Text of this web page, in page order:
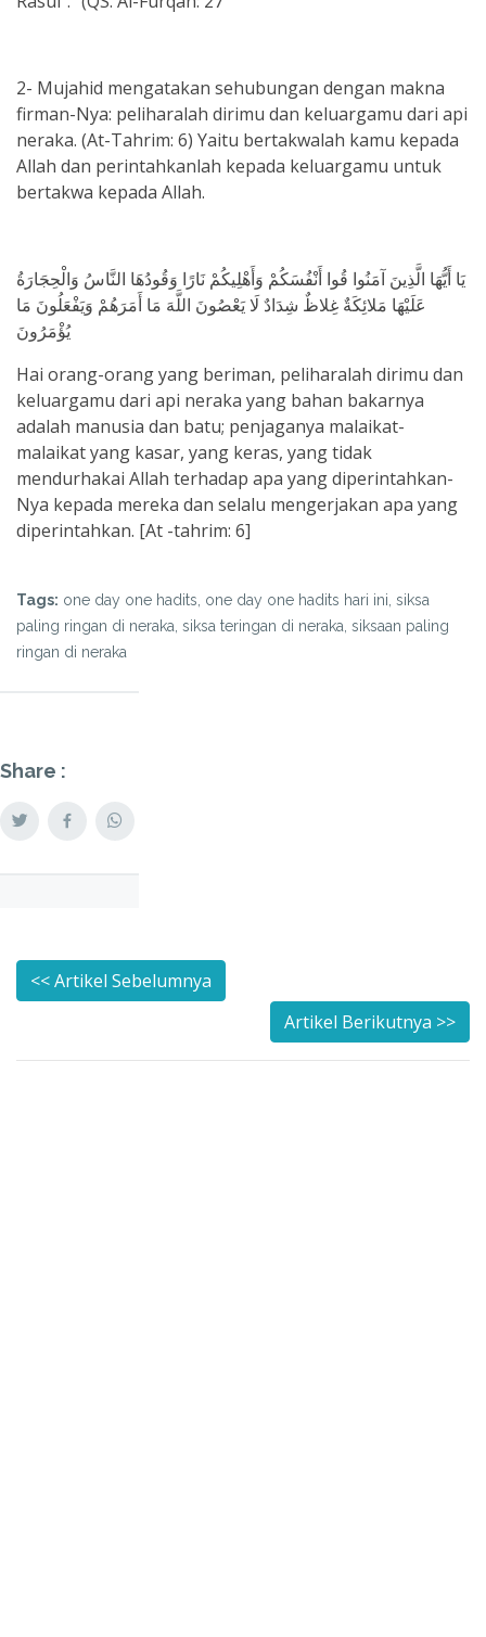
2- Mujahid mengatakan sehubungan dengan makna
firman-Nya: peliharalah dirimu dan keluargamu dari api
neraka. (At-Tahrim: 6) Yaitu bertakwalah kamu kepada
Allah dan perintahkanlah kepada keluargamu untuk
bertakwa kepada Allah.
يَا أَيُّهَا الَّذِينَ آمَنُوا قُوا أَنْفُسَكُمْ وَأَهْلِيكُمْ نَارًا وَقُودُهَا النَّاسُ وَالْحِجَارَةُ
عَلَيْهَا مَلائِكَةٌ غِلاظٌ شِدَادٌ لَا يَعْصُونَ اللَّهَ مَا أَمَرَهُمْ وَيَفْعَلُونَ مَا
يُؤْمَرُونَ
Hai orang-orang yang beriman, peliharalah dirimu dan
keluargamu dari api neraka yang bahan bakarnya
adalah manusia dan batu; penjaganya malaikat-
malaikat yang kasar, yang keras, yang tidak
mendurhakai Allah terhadap apa yang diperintahkan-
Nya kepada mereka dan selalu mengerjakan apa yang
diperintahkan. [At -tahrim: 6]
Tags: one day one hadits, one day one hadits hari ini, siksa
paling ringan di neraka, siksa teringan di neraka, siksaan paling
ringan di neraka
Share :
<< Artikel Sebelumnya
Artikel Berikutnya >>